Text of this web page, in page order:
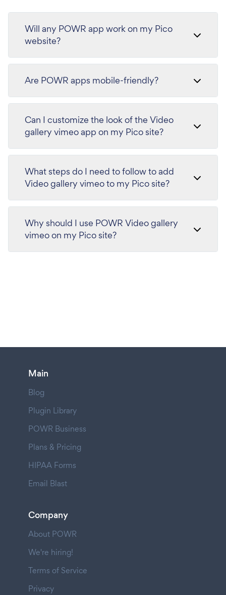
Will any POWR app work on my Pico
website?
Are POWR apps mobile-friendly?
Can I customize the look of the Video
gallery vimeo app on my Pico site?
What steps do I need to follow to add
Video gallery vimeo to my Pico site?
Why should I use POWR Video gallery
vimeo on my Pico site?
Main
Blog
Plugin Library
POWR Business
Plans & Pricing
HIPAA Forms
Email Blast
Company
About POWR
We're hiring!
Terms of Service
Privacy